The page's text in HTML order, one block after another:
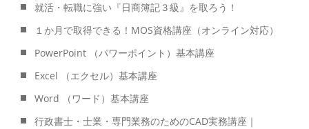
就活・転職に強い『日商簿記３級』を取ろう！
１か月で取得できる！MOS資格講座（オンライン対応）
PowerPoint （パワーポイント）基本講座
Excel （エクセル）基本講座
Word （ワード）基本講座
行政書士・士業・専門業務のためのCAD実務講座｜